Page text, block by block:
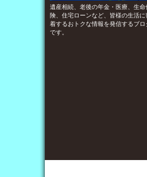
遺産相続、老後の年金・医療、生命
険、住宅ローンなど、皆様の生活に
着するおトクな情報を発信するブロ
です。